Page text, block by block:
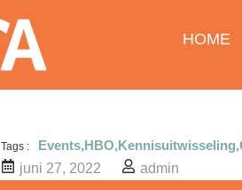
HOME
Tags : Events,HBO,Kennisuitwisseling,
juni 27, 2022
admin